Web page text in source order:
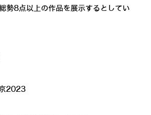
勢8点以上の作品を展示するとしてい
2023